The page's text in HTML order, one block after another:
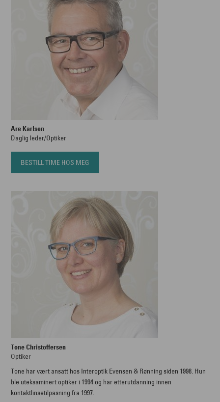
Are Karlsen
Daglig leder/Optiker
BESTILL TIME HOS MEG
Tone Christoffersen
Optiker
Tone har vært ansatt hos Interoptik Evensen & Rønning siden 1998. Hun
ble uteksaminert optiker i 1994 og har etterutdanning innen
kontaktlinsetilpasning fra 1997.